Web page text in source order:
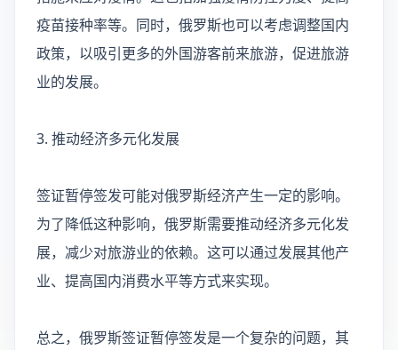
疫苗接种率等。同时，俄罗斯也可以考虑调整国内
政策，以吸引更多的外国游客前来旅游，促进旅游
业的发展。
3. 推动经济多元化发展
签证暂停签发可能对俄罗斯经济产生一定的影响。
为了降低这种影响，俄罗斯需要推动经济多元化发
展，减少对旅游业的依赖。这可以通过发展其他产
业、提高国内消费水平等方式来实现。
总之，俄罗斯签证暂停签发是一个复杂的问题，其